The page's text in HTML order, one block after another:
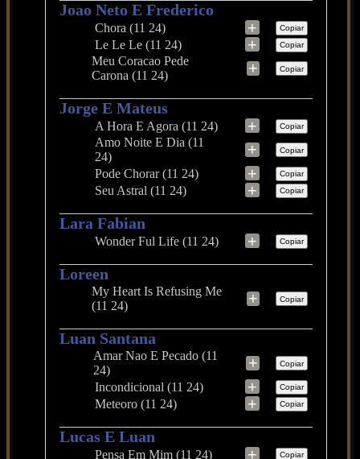
Joao Neto E Frederico
Chora (11 24) + Copiar
Le Le Le (11 24) + Copiar
Meu Coracao Pede
Carona (11 24)
+ Copiar
Jorge E Mateus
A Hora E Agora (11 24) + Copiar
Amo Noite E Dia (11
24)
+ Copiar
Pode Chorar (11 24) + Copiar
Seu Astral (11 24) + Copiar
Lara Fabian
Wonder Ful Life (11 24) + Copiar
Loreen
My Heart Is Refusing Me
(11 24)
+ Copiar
Luan Santana
Amar Nao E Pecado (11
24)
+ Copiar
Incondicional (11 24) + Copiar
Meteoro (11 24) + Copiar
Lucas E Luan
Pensa Em Mim (11 24) + Copiar